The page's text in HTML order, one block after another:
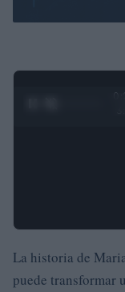
La historia de
puede transformar